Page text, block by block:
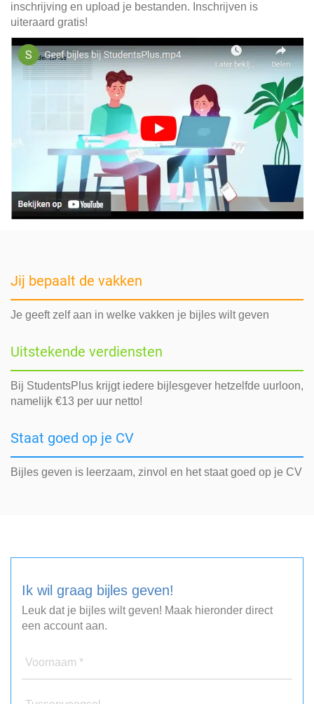
inschrijving en upload je bestanden. Inschrijven is
uiteraard gratis!
Jij bepaalt de vakken
Je geeft zelf aan in welke vakken je bijles wilt geven
Uitstekende verdiensten
Bij StudentsPlus krijgt iedere bijlesgever hetzelfde uurloon,
namelijk €13 per uur netto!
Staat goed op je CV
Bijles geven is leerzaam, zinvol en het staat goed op je CV
Ik wil graag bijles geven!
Leuk dat je bijles wilt geven! Maak hieronder direct
een account aan.
Voornaam *